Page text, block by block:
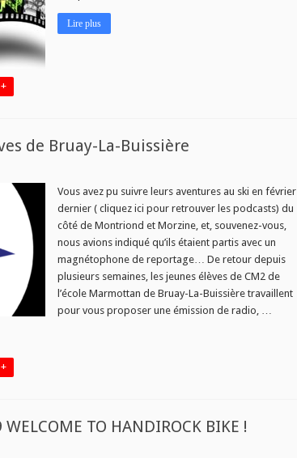
Lire plus
de Bruay-La-Buissière
Vous avez pu suivre leurs aventures au ski en février
dernier ( cliquez ici pour retrouver les podcasts) du
côté de Montriond et Morzine, et, souvenez-vous,
nous avions indiqué qu’ils étaient partis avec un
magnétophone de reportage… De retour depuis
plusieurs semaines, les jeunes élèves de CM2 de
l’école Marmottan de Bruay-La-Buissière travaillent
pour vous proposer une émission de radio, …
TO HANDIROCK BIKE !